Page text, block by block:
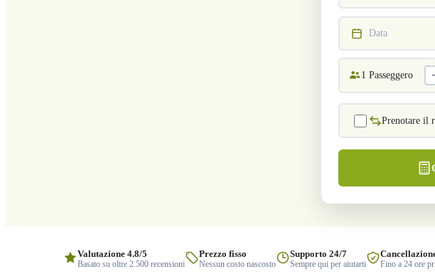
Data
1 Passeggero
Prenotare il
Valutazione 4.8/5
Basato su oltre 2.500 recensioni
Prezzo fisso
Nessun costo nascosto
Supporto 24/7
Sempre qui per aiutarti Fino a 24 ore